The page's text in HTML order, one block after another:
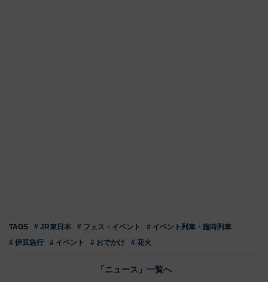
TAGS # JR東日本 # フェス・イベント
# イベント列車・臨時列車
# 伊豆急行
# イベント # おでかけ # 花火
「ニュース」一覧へ